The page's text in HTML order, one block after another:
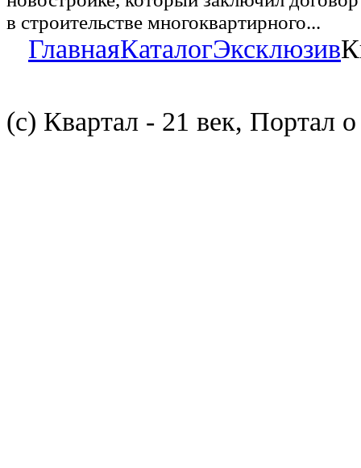
в строительстве многоквартирного...
ГлавнаяКаталогЭксклюзив
(с) Квартал - 21 век, Портал